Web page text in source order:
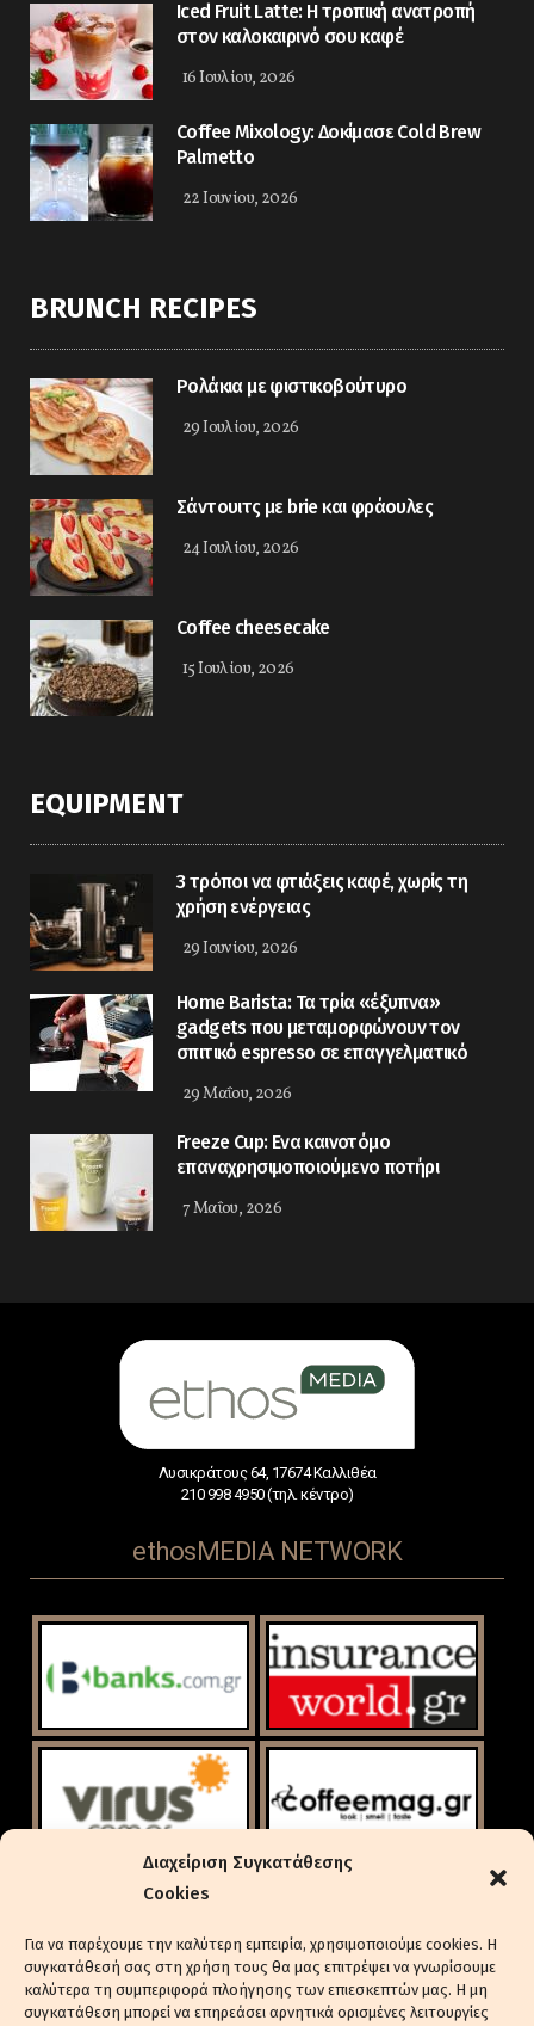
Διαχείριση Συγκατάθεσης
Cookies
Για να παρέχουμε την καλύτερη εμπειρία, χρησιμοποιούμε cookies. Η
συγκατάθεσή σας στη χρήση τους θα μας επιτρέψει να γνωρίσουμε
καλύτερα τη συμπεριφορά πλοήγησης των επιεσκεπτών μας. Η μη
συγκατάθεση μπορεί να επηρεάσει αρνητικά ορισμένες λειτουργίες
Iced Fruit Latte: Η τροπική ανατροπή
στον καλοκαιρινό σου καφέ
16 Ιουλίου, 2026
Coffee Mixology: Δοκίμασε Cold Brew
Palmetto
22 Ιουνίου, 2026
BRUNCH RECIPES
Ρολάκια με φιστικοβούτυρο
29 Ιουλίου, 2026
Σάντουιτς με brie και φράουλες
24 Ιουλίου, 2026
Coffee cheesecake
15 Ιουλίου, 2026
EQUIPMENT
3 τρόποι να φτιάξεις καφέ, χωρίς τη
χρήση ενέργειας
29 Ιουνίου, 2026
Home Barista: Τα τρία «έξυπνα»
gadgets που μεταμορφώνουν τον
σπιτικό espresso σε επαγγελματικό
29 Μαΐου, 2026
Freeze Cup: Eνα καινοτόμο
επαναχρησιμοποιούμενο ποτήρι
7 Μαΐου, 2026
Λυσικράτους 64, 17674 Καλλιθέα
210 998 4950 (τηλ. κέντρο)
ethosMEDIA NETWORK